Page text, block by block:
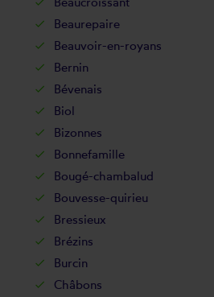
Beaurepaire
Beauvoir-en-royans
Bernin
Bévenais
Biol
Bizonnes
Bonnefamille
Bougé-chambalud
Bouvesse-quirieu
Bressieux
Brézins
Burcin
Châbons